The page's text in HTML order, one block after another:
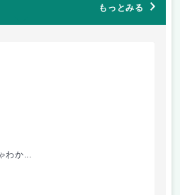
もっとみる
わか...